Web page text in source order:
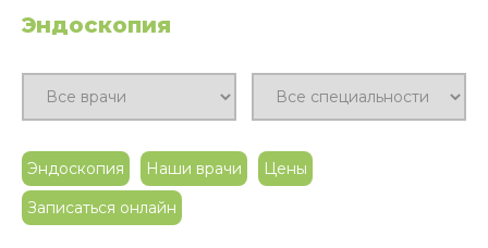
Эндоскопия
Эндоскопия Наши врачи
Цены
Записаться онлайн